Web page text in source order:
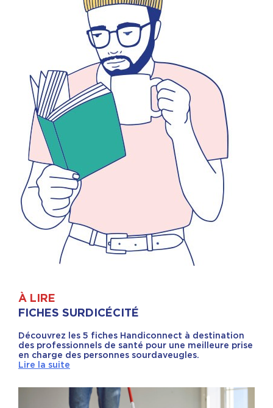
À LIRE
FICHES SURDICÉCITÉ
Découvrez les 5 fiches Handiconnect à destination
des professionnels de santé pour une meilleure prise
en charge des personnes sourdaveugles.
Lire la suite